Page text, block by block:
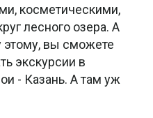
косметическими,
лесного озера. А
этому, вы сможете
экскурсии в
- Казань. А там уж